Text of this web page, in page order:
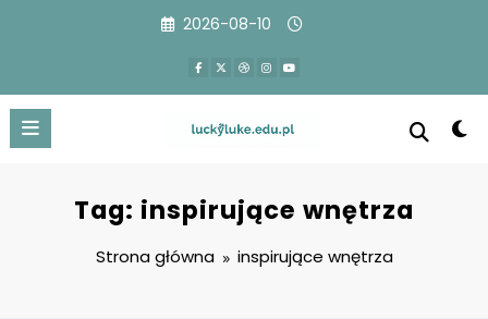
2026-08-10
Tag: inspirujące wnętrza
Strona główna inspirujące wnętrza